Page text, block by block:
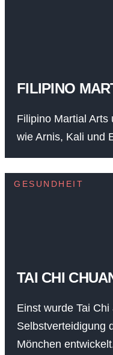
FILIPINO
Filipino Martial Arts
wie Arnis, Kali und
GESUNDHEIT
TAI CHI
Einst wurde Tai
Selbstverteidigung
Mönchen